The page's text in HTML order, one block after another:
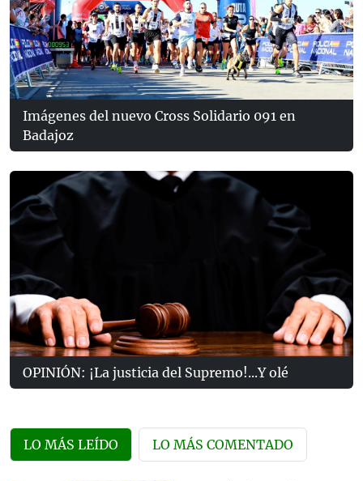
Imágenes del nuevo Cross Solidario 091 en
Badajoz
OPINIÓN: ¡La justicia del Supremo!...Y olé
LO MÁS LEÍDO LO MÁS COMENTADO